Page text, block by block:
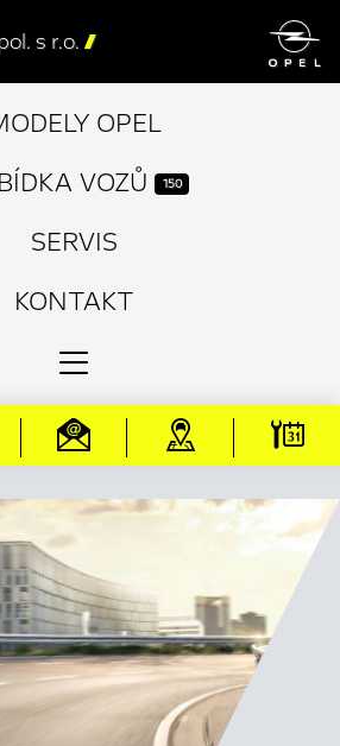

s r.o. 
OPEL
VOZŮ
150
SERVIS
KONTAKT